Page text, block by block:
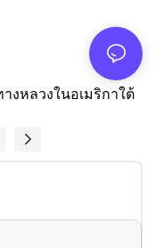
งหลวงในอเมริกาใต้